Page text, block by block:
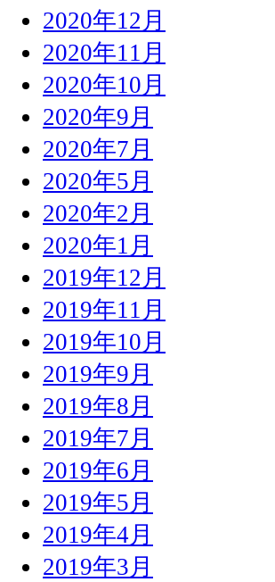
2020年12月
2020年11月
2020年10月
2020年9月
2020年7月
2020年5月
2020年2月
2020年1月
2019年12月
2019年11月
2019年10月
2019年9月
2019年8月
2019年7月
2019年6月
2019年5月
2019年4月
2019年3月